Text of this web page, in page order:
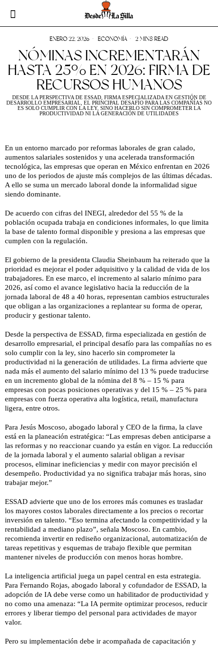
ENERO 22, 2026 ECONOMÍA 2 MINS READ
NÓMINAS INCREMENTARÁN
HASTA 25% EN 2026: FIRMA DE
RECURSOS HUMANOS
DESDE LA PERSPECTIVA DE ESSAD, FIRMA ESPECIALIZADA EN GESTIÓN DE
DESARROLLO EMPRESARIAL, EL PRINCIPAL DESAFÍO PARA LAS COMPAÑÍAS NO
ES SOLO CUMPLIR CON LA LEY, SINO HACERLO SIN COMPROMETER LA
PRODUCTIVIDAD NI LA GENERACIÓN DE UTILIDADES
En un entorno marcado por reformas laborales de gran calado,
aumentos salariales sostenidos y una acelerada transformación
tecnológica, las empresas que operan en México enfrentan en 2026
uno de los periodos de ajuste más complejos de las últimas décadas.
A ello se suma un mercado laboral donde la informalidad sigue
siendo dominante.
De acuerdo con cifras del INEGI, alrededor del 55 % de la
población ocupada trabaja en condiciones informales, lo que limita
la base de talento formal disponible y presiona a las empresas que
cumplen con la regulación.
El gobierno de la presidenta Claudia Sheinbaum ha reiterado que la
prioridad es mejorar el poder adquisitivo y la calidad de vida de los
trabajadores. En ese marco, el incremento al salario mínimo para
2026, así como el avance legislativo hacia la reducción de la
jornada laboral de 48 a 40 horas, representan cambios estructurales
que obligan a las organizaciones a replantear su forma de operar,
producir y gestionar talento.
Desde la perspectiva de ESSAD, firma especializada en gestión de
desarrollo empresarial, el principal desafío para las compañías no es
solo cumplir con la ley, sino hacerlo sin comprometer la
productividad ni la generación de utilidades. La firma advierte que
nada más el aumento del salario mínimo del 13 % puede traducirse
en un incremento global de la nómina del 8 % – 15 % para
empresas con pocas posiciones operativas y del 15 % – 25 % para
empresas con fuerza operativa alta logística, retail, manufactura
ligera, entre otros.
Para Jesús Moscoso, abogado laboral y CEO de la firma, la clave
está en la planeación estratégica: “Las empresas deben anticiparse a
las reformas y no reaccionar cuando ya están en vigor. La reducción
de la jornada laboral y el aumento salarial obligan a revisar
procesos, eliminar ineficiencias y medir con mayor precisión el
desempeño. Productividad ya no significa trabajar más horas, sino
trabajar mejor.”
ESSAD advierte que uno de los errores más comunes es trasladar
los mayores costos laborales directamente a los precios o recortar
inversión en talento. “Eso termina afectando la competitividad y la
rentabilidad a mediano plazo”, señala Moscoso. En cambio,
recomienda invertir en rediseño organizacional, automatización de
tareas repetitivas y esquemas de trabajo flexible que permitan
mantener niveles de producción con menos horas hombre.
La inteligencia artificial juega un papel central en esta estrategia.
Para Fernando Rojas, abogado laboral y cofundador de ESSAD, la
adopción de IA debe verse como un habilitador de productividad y
no como una amenaza: “La IA permite optimizar procesos, reducir
errores y liberar tiempo del personal para actividades de mayor
valor.
Pero su implementación debe ir acompañada de capacitación y